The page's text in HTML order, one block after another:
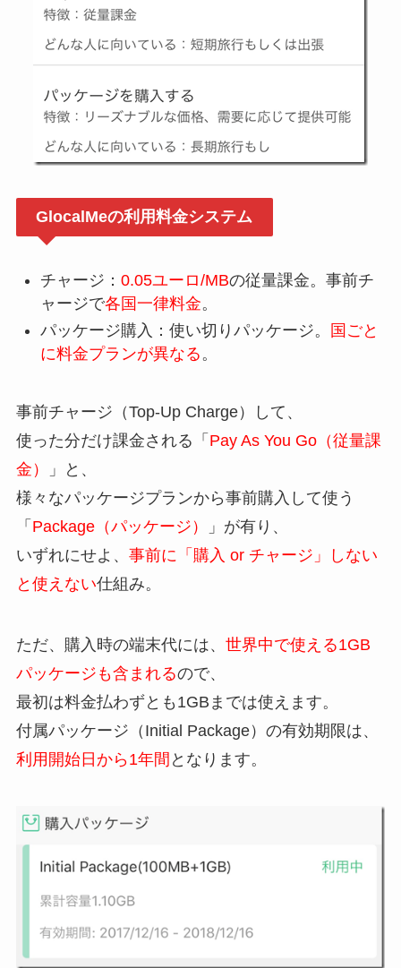
GlocalMeの利用料金システム
チャージ： 0.05ユーロ/MBの従量課金。事前チ
ャージで各国一律料金。
パッケージ購入：使い切りパッケージ。
国ごと
に料金プランが異なる。
事前チャージ（Top-Up Charge）して、
使った分だけ課金される「 Pay As You Go（従量課
金）
」と、
様々なパッケージプランから事前購入して使う
「 Package（パッケージ）
」が有り、
いずれにせよ、 事前に「購入 or チャージ」しない
と使えない仕組み。
ただ、購入時の端末代には、 世界中で使える1GB
パッケージも含まれるので、
最初は料金払わずとも1GBまでは使えます。
付属パッケージ（Initial Package）の有効期限は、
利用開始日から1年間 となります。